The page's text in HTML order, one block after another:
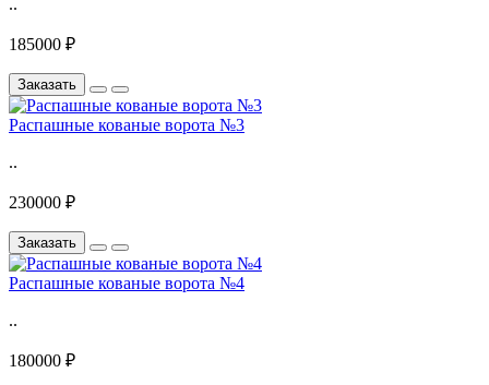
..
185000 ₽
Заказать
Распашные кованые ворота №3
..
230000 ₽
Заказать
Распашные кованые ворота №4
..
180000 ₽